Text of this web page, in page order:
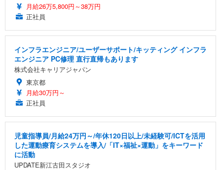
月給26万5,800円～38万円
正社員
インフラエンジニア/ユーザーサポート/キッティング インフラ
エンジニア PC修理 直行直帰もあります
株式会社キャリアジャパン
東京都
月給30万円～
正社員
児童指導員/月給24万円～/年休120日以上/未経験可/ICTを活用
した運動療育システムを導入/「IT×福祉×運動」をキーワード
に活動
UPDATE新江古田スタジオ